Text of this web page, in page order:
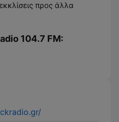
προς άλλα
104.7 FM: